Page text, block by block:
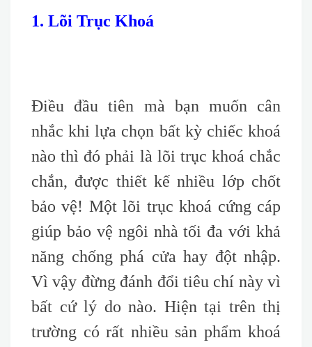
1. Lõi Trục Khoá
Điều đầu tiên mà bạn muốn cân
nhắc khi lựa chọn bất kỳ chiếc khoá
nào thì đó phải là lõi trục khoá chắc
chắn, được thiết kế nhiều lớp chốt
bảo vệ! Một lõi trục khoá cứng cáp
giúp bảo vệ ngôi nhà tối đa với khả
năng chống phá cửa hay đột nhập.
Vì vậy đừng đánh đổi tiêu chí này vì
bất cứ lý do nào. Hiện tại trên thị
trường có rất nhiều sản phẩm khoá